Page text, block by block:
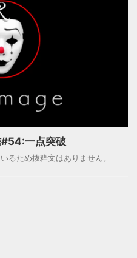
一点突破
るため抜粋文はありません。